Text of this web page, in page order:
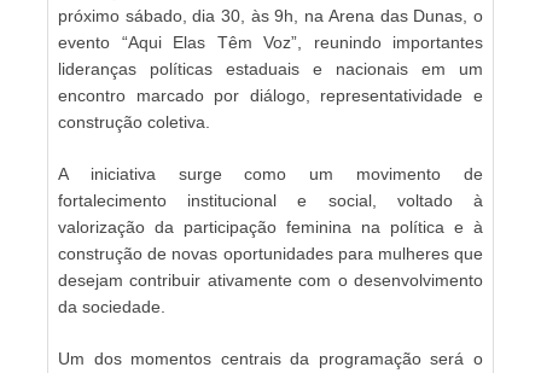
próximo sábado, dia 30, às 9h, na Arena das Dunas, o
evento “Aqui Elas Têm Voz”, reunindo importantes
lideranças políticas estaduais e nacionais em um
encontro marcado por diálogo, representatividade e
construção coletiva.
A iniciativa surge como um movimento de
fortalecimento institucional e social, voltado à
valorização da participação feminina na política e à
construção de novas oportunidades para mulheres que
desejam contribuir ativamente com o desenvolvimento
da sociedade.
Um dos momentos centrais da programação será o